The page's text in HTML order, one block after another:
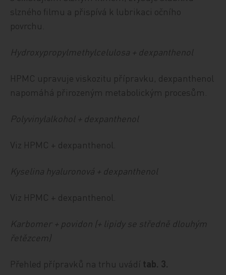
slzného filmu a přispívá k lubrikaci očního
povrchu.
Hydroxypropylmethylcelulosa + dexpanthenol
HPMC upravuje viskozitu přípravku, dexpanthenol
napomáhá přirozeným metabolickým procesům.
Polyvinylalkohol + dexpanthenol
Viz HPMC + dexpanthenol.
Kyselina hyaluronová + dexpanthenol
Viz HPMC + dexpanthenol.
Karbomer + povidon (+ lipidy se středně dlouhým
řetězcem)
Přehled přípravků na trhu uvádí tab. 3.